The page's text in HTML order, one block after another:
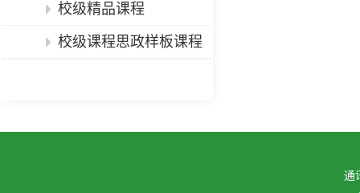
校级精品课程
校级课程思政样板课程
通